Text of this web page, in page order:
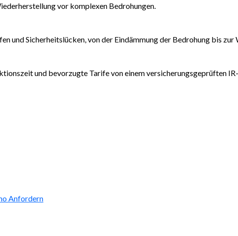
vor komplexen Bedrohungen.
und Sicherheitslücken, von der Eindämmung der Bedrohung bis
und bevorzugte Tarife von einem versicherungsgeprüften
Anfordern